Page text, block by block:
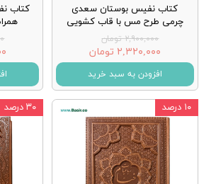
کتاب نفیس بوستان سعدی
چرمی طرح مس با قاب کشویی
۲,۹۰۰,۰۰۰ تومان
۲,۳۲۰,۰۰۰ تومان
افزودن به سبد خرید
کتاب
۱۰ درصد ۳۰ درصد